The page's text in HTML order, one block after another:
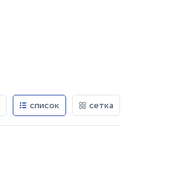
список сетка